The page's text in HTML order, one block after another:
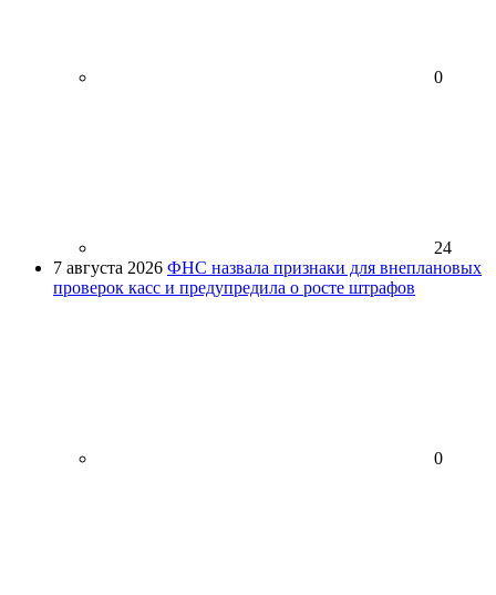
0
24
7 августа 2026 ФНС назвала признаки для внеплановых
проверок касс и предупредила о росте штрафов
0